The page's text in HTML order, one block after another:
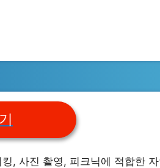
, 사진 촬영, 피크닉에 적합한